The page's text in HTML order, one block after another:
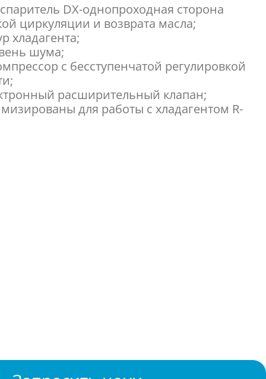
DX-однопроходная сторона
циркуляции и возврата масла;
хладагента;
шума;
с бесступенчатой регулировкой
расширительный клапан;
для работы с хладагентом R-